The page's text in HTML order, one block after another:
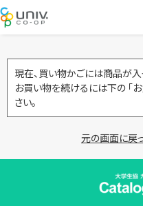
現在、買い物かごには商品が入
お買い物を続けるには下の 「
さい。
元の画面に戻